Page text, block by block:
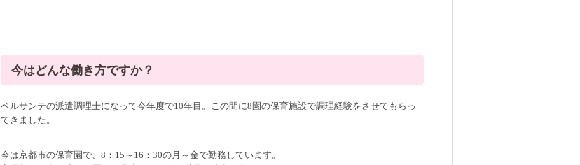
今はどんな働き方ですか？
ベルサンテの派遣調理士になって今年度で10年目。この間に8園の保育施設で調理経験をさせてもらっ
てきました。
今は京都市の保育園で、8：15～16：30の月～金で勤務しています。